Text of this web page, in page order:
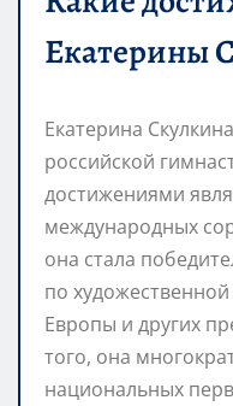
Екатерины
Екатерина
российской
достижениями
международных
она стала
по
Европы и других
того, она
национальных